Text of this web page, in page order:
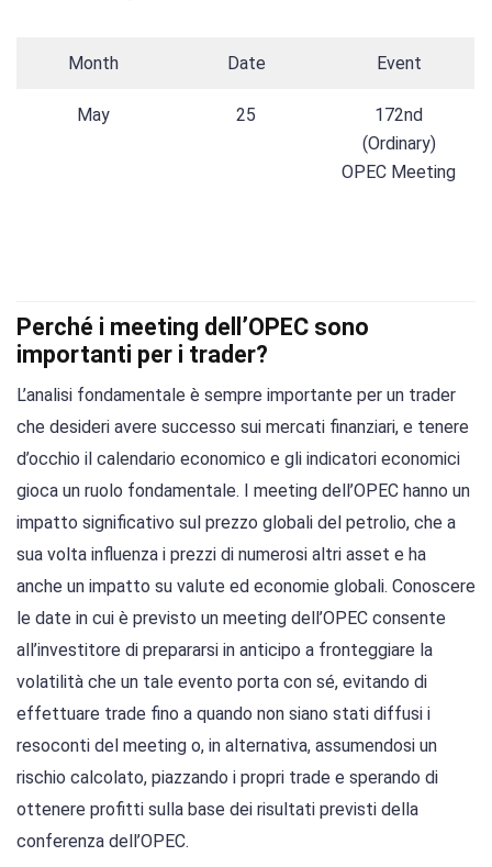
Month Date Event
May 25
172nd
(Ordinary)
OPEC Meeting
Perché i meeting dell’OPEC sono
importanti per i trader?
L’analisi fondamentale è sempre importante per un trader
che desideri avere successo sui mercati finanziari, e tenere
d’occhio il calendario economico e gli indicatori economici
gioca un ruolo fondamentale. I meeting dell’OPEC hanno un
impatto significativo sul prezzo globali del petrolio, che a
sua volta influenza i prezzi di numerosi altri asset e ha
anche un impatto su valute ed economie globali. Conoscere
le date in cui è previsto un meeting dell’OPEC consente
all’investitore di prepararsi in anticipo a fronteggiare la
volatilità che un tale evento porta con sé, evitando di
effettuare trade fino a quando non siano stati diffusi i
resoconti del meeting o, in alternativa, assumendosi un
rischio calcolato, piazzando i propri trade e sperando di
ottenere profitti sulla base dei risultati previsti della
conferenza dell’OPEC.